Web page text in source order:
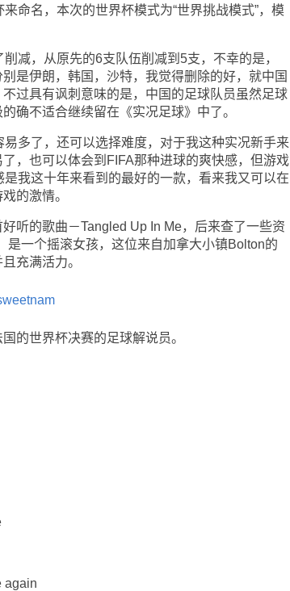
命名，本次的世界杯模式为“世界挑战模式”，模
，从原先的6支队伍削减到5支，不幸的是，
是伊朗，韩国，沙特，我觉得删除的好，就中国
过具有讽刺意味的是，中国的足球队员虽然足球
确不适合继续留在《实况足球》中了。
了，还可以选择难度，对于我这种实况新手来
，也可以体会到FIFA那种进球的爽快感，但游戏
我这十年来看到的最好的一款，看来我又可以在
的激情。
的歌曲－Tangled Up In Me，后来查了一些资
一个摇滚女孩，这位来自加拿大小镇Bolton的
充满活力。
世界杯决赛的足球解说员。
again